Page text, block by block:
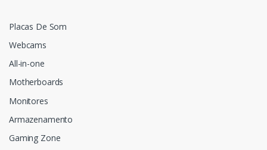
Placas De Som
Webcams
All-in-one
Motherboards
Monitores
Armazenamento
Gaming Zone